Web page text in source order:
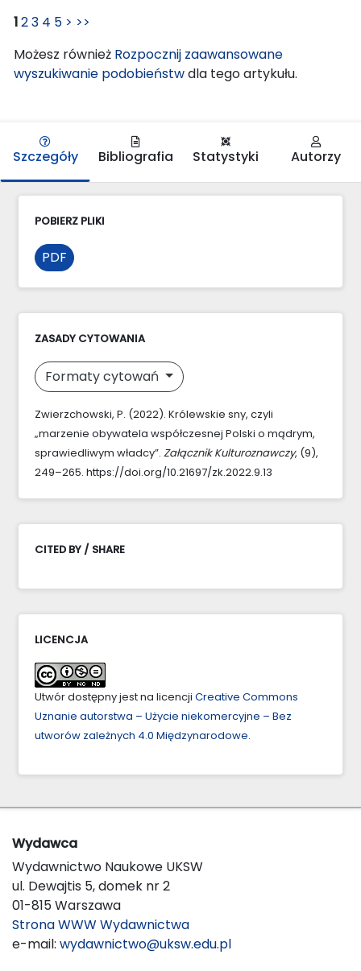
123 4 5 > >>
Możesz również Rozpocznij zaawansowane
wyszukiwanie podobieństwdla tego artykułu.
Szczegóły Bibliografia Statystyki Autorzy
POBIERZ PLIKI
PDF
ZASADY CYTOWANIA
Formaty cytowań
Zwierzchowski, P. (2022). Królewskie sny, czyli
„marzenie obywatela współczesnej Polski o mądrym,
sprawiedliwym władcy”. Załącznik Kulturoznawczy, (9),
249–265. https://doi.org/10.21697/zk.2022.9.13
CITED BY / SHARE
LICENCJA
Utwór dostępny jest na licencji Creative Commons
Uznanie autorstwa – Użycie niekomercyjne – Bez
utworów zależnych 4.0 Międzynarodowe.
Wydawca
Wydawnictwo Naukowe UKSW
ul. Dewajtis 5, domek nr 2
01-815 Warszawa
Strona WWW Wydawnictwa
e-mail: wydawnictwo@uksw.edu.pl